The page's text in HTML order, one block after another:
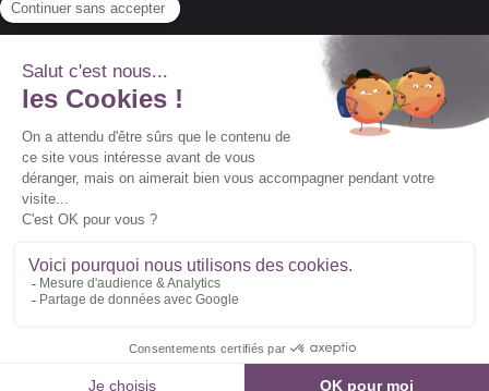
Abonnez-vous à notre newsletter
© 2022 Vidal Voyages -Conditions générales de
vente-Conditions particulières de vente
Suivez-nous :